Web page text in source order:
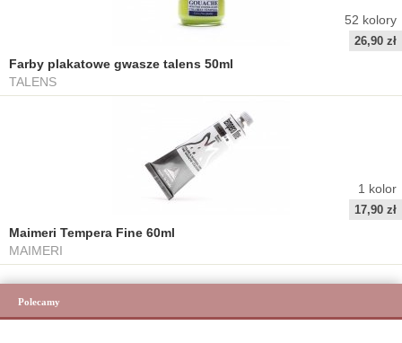
52 kolory
26,90 zł
Farby plakatowe gwasze talens 50ml
TALENS
1 kolor
17,90 zł
Maimeri Tempera Fine 60ml
MAIMERI
Polecamy